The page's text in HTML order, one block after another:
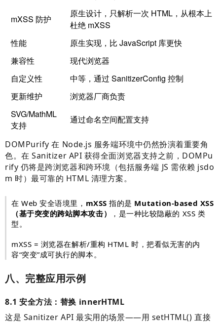
mXSS 防护
原生设计，只解析一次 HTML，从根本上
杜绝 mXSS
性能
原生实现，比 JavaScript 库更快
兼容性
现代浏览器
自定义性
中等，通过 SanitizerConfig 控制
更新维护
浏览器厂商负责
SVG/MathML
支持
通过命名空间配置支持
DOMPurify 在 Node.js 服务端环境中仍然扮演着重要角
色。在 Sanitizer API 获得全面浏览器支持之前，DOMPu
rify 仍将是跨浏览器和跨环境（包括服务端 JS 需依赖 jsdo
m 时）最可靠的 HTML 清理方案。
在 Web 安全语境里， mXSS 指的是 Mutation-based XSS
（基于突变的跨站脚本攻击）
，是一种比较隐蔽的 XSS 类
型。
mXSS = 浏览器在解析/重构 HTML 时，把看似无害的内
容“突变”成可执行的脚本。
八、完整应用示例
8.1 安全方法：替换 innerHTML
这是 Sanitizer API 最实用的场景——用 setHTML() 直接